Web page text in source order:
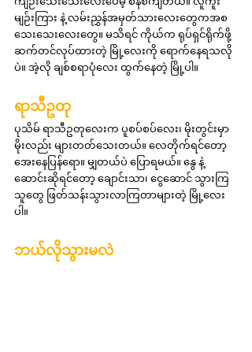
မျဉ်းကြား နဲ့ လမ်းညွှန်အမှတ်သားလေးတွေကအစ
သေးသေးလေးတွေ။ မသိရင် ကိုယ်က ရုပ်ရှင်ရိုက်ဖို့
ဆက်တင်လုပ်ထားတဲ့ မြို့လေးကို ရောက်နေရသလို
ပဲ။ အဲ့လို ချစ်စရာပုံလေး ထွက်နေတဲ့ မြို့ပါ။
ရာသီဥတု
ပုသိမ် ရာသီဥတုလေးက ပူစပ်စပ်လေး၊ မိုးတွင်းမှာ
မိုးလည်း များတတ်သေးတယ်။ လေတိုက်ရင်တော့
အေးနေပြန်ရော။ မျှတယ်ပဲ ပြောရမယ်။ နွေ နဲ့
ဆောင်းဆိုရင်တော့ ချောင်းသာ၊ ငွေဆောင် သွားကြ
သူတွေ ဖြတ်သန်းသွားလာကြတာများတဲ့ မြို့လေး
ပါ။
ဘယ်လိုသွားမလဲ